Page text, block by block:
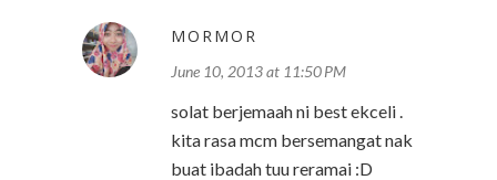
MORMOR
June 10, 2013 at 11:50 PM
solat berjemaah ni best ekceli .
kita rasa mcm bersemangat nak
buat ibadah tuu reramai :D